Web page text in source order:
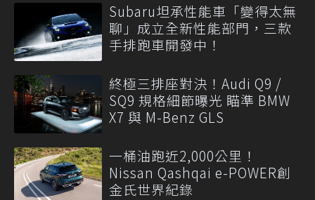
Subaru坦承性能車「變得太無
聊」成立全新性能部門，三款
手排跑車開發中！
終極三排座對決！Audi Q9 /
SQ9 規格細節曝光 瞄準 BMW
X7 與 M-Benz GLS
一桶油跑近2,000公里！
Nissan Qashqai e-POWER創
金氏世界紀錄